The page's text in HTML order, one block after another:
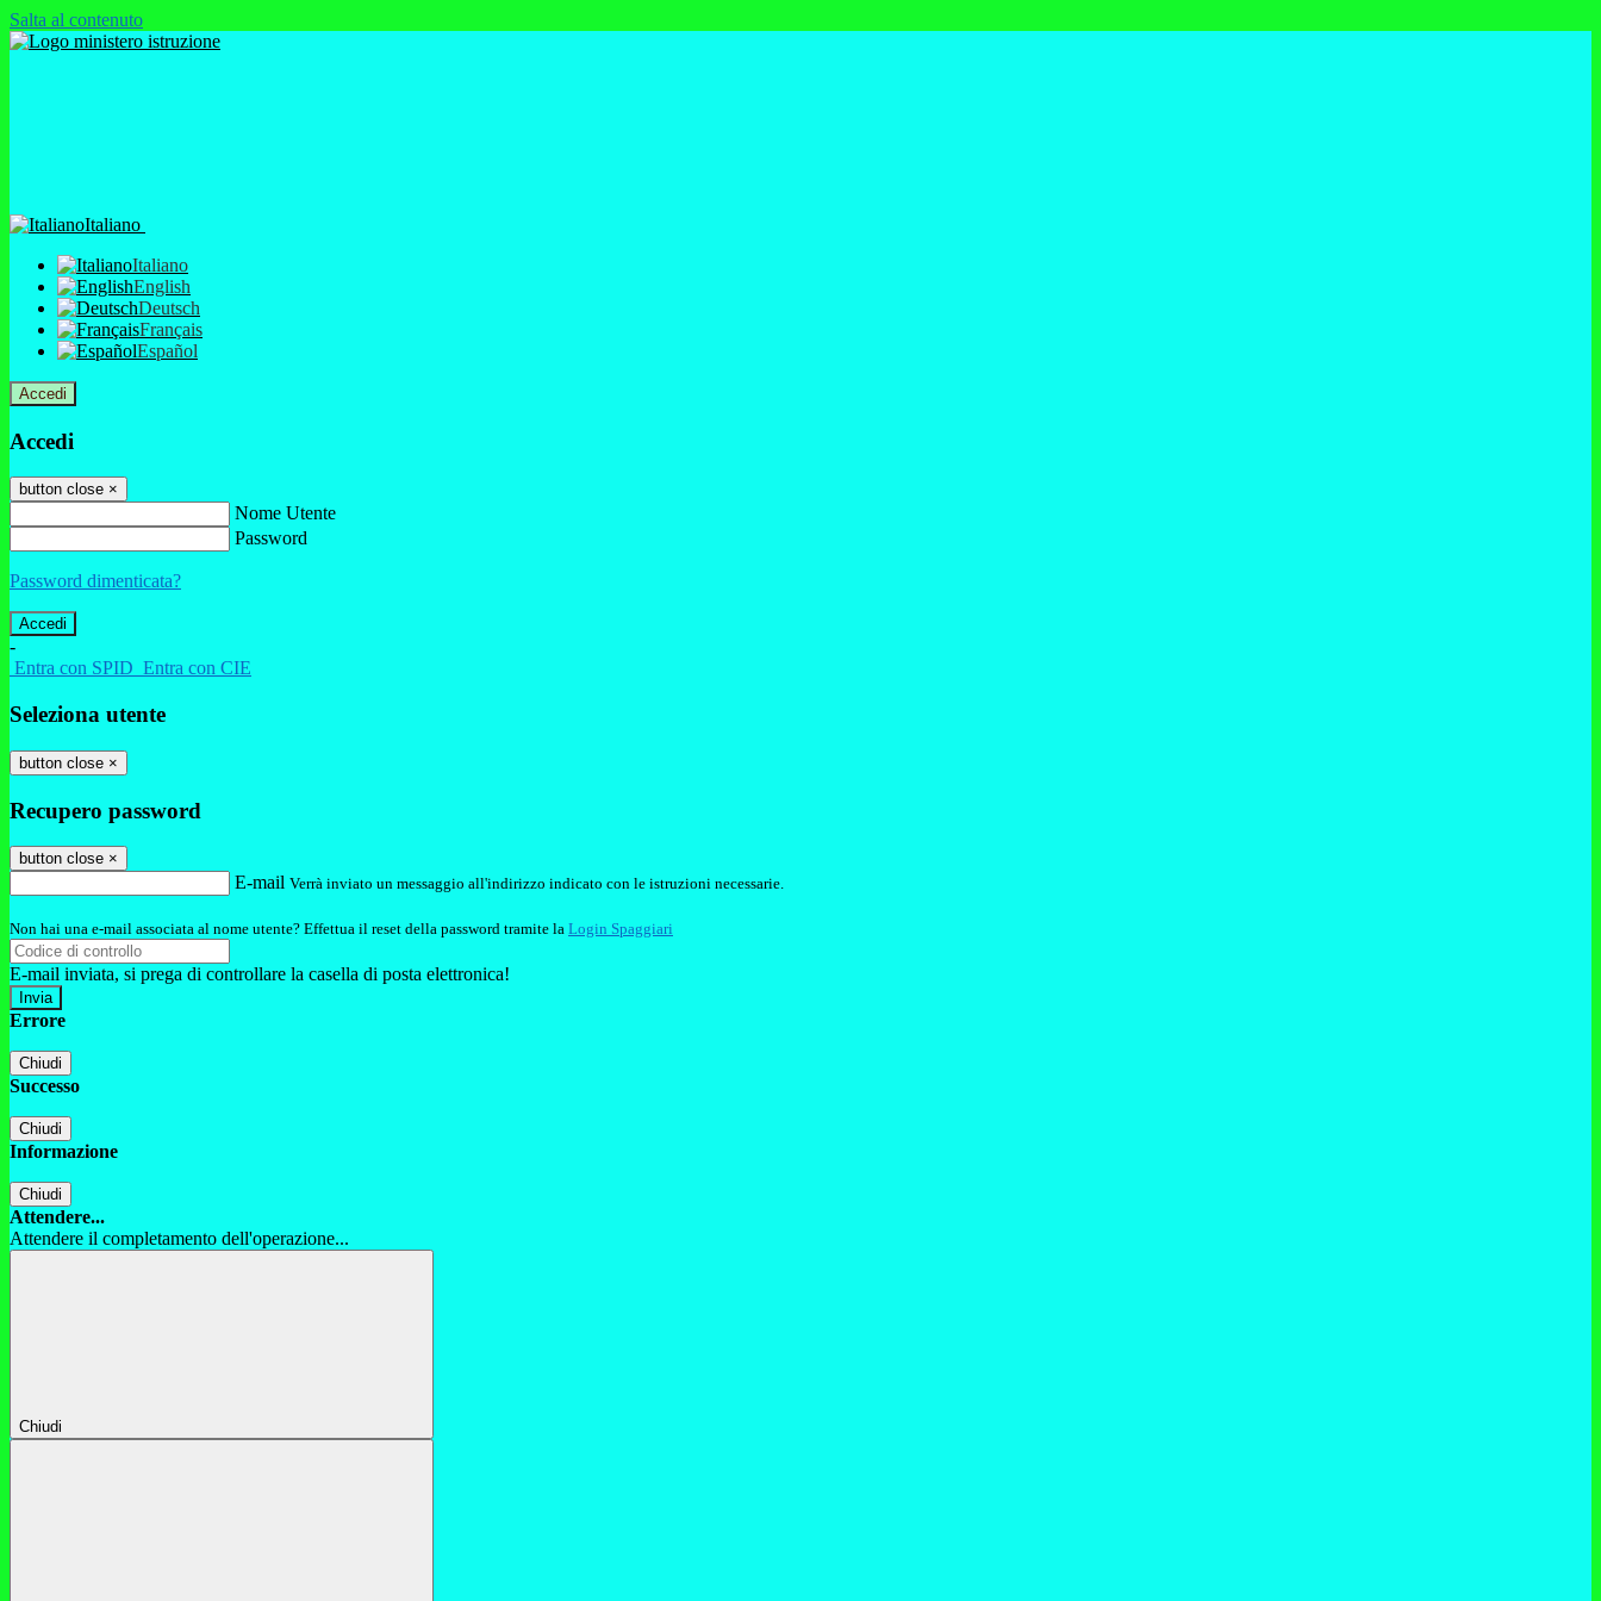
Salta al contenuto
Italiano
Italiano
English
Deutsch
Français
Español
Accedi
Accedi
button close ×
Nome Utente
Password
Password dimenticata?
-
Entra con SPID Entra con CIE
Seleziona utente
button close ×
Recupero password
button close ×
E-mail Verrà inviato un messaggio all'indirizzo indicato con le istruzioni necessarie.
Non hai una e-mail associata al nome utente? Effettua il reset della password tramite la Login Spaggiari
E-mail inviata, si prega di controllare la casella di posta elettronica!
Errore
Chiudi
Successo
Chiudi
Informazione
Chiudi
Attendere...
Attendere il completamento dell'operazione...
Chiudi